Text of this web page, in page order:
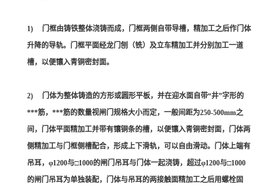
1) 门框由铸铁整体浇铸而成，门框两侧自带导槽，精加工之后作门体
升降的导轨。门框平面经龙门刨（铣）及立车精加工并分别加工一道
槽，以便镶入青铜密封面。
2) 门体为整体铸造的方形或圆形平板，并在迎水面自带“井”字形的
***筋，***筋的数量视闸门规格大小而定，一般间距为250-500mm之
间，门体平面精加工并带有镶铜条的槽，以便镶入青铜密封面，门体两
侧精加工与门框侧槽配合，形成上下滑轨，可以自由滑动。门体上端有
吊耳，φ1200与□1000的闸门吊耳与门体一起浇铸，超过φ1200与□1000
的闸门吊耳为单独装配，门体与吊耳的两接触面精加工之后用螺栓固